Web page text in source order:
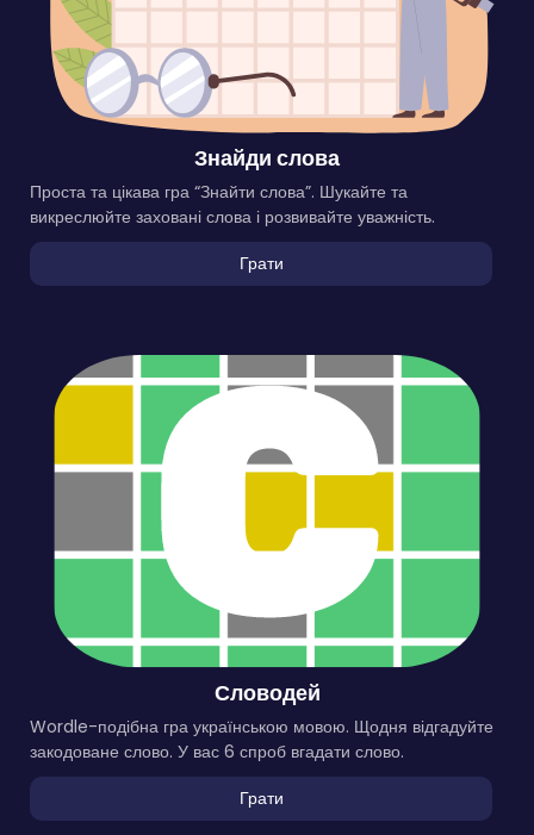
Знайди слова
Проста та цікава гра “Знайти слова”. Шукайте та
викреслюйте заховані слова і розвивайте уважність.
Грати
Словодей
Wordle-подібна гра українською мовою. Щодня відгадуйте
закодоване слово. У вас 6 спроб вгадати слово.
Грати